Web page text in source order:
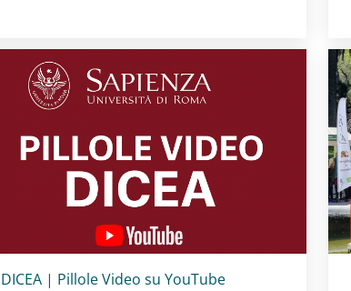
Titolo card:
DICEA | Pillole Video su YouTube